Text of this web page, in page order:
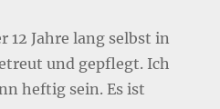
12 Jahre lang selbst in
und gepflegt. Ich
heftig sein. Es ist